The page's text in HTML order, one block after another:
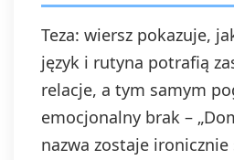
Teza: wiersz pokazuje,
język i rutyna potrafią
relacje, a tym samym
emocjonalny brak –
nazwa zostaje